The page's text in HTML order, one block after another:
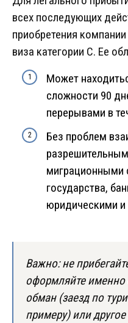
всех последующих
приобретения
виза категории C. Ее
Может
сложности 90
перерывами в
Без проблем
миграционными
государства,
юридическими
Важно: не
оформляйте
обман (заезд по
примеру) или